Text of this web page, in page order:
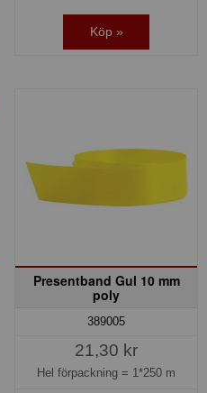
Köp »
Presentband Gul 10 mm
poly
389005
21,30 kr
Hel förpackning = 1*250 m